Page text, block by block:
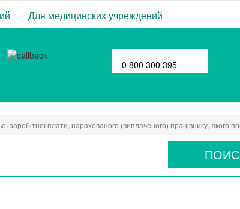
Для медицинских учреждений
0 800 300 395
заробітної плати, нарахованого (виплаченого) працівнику, якого